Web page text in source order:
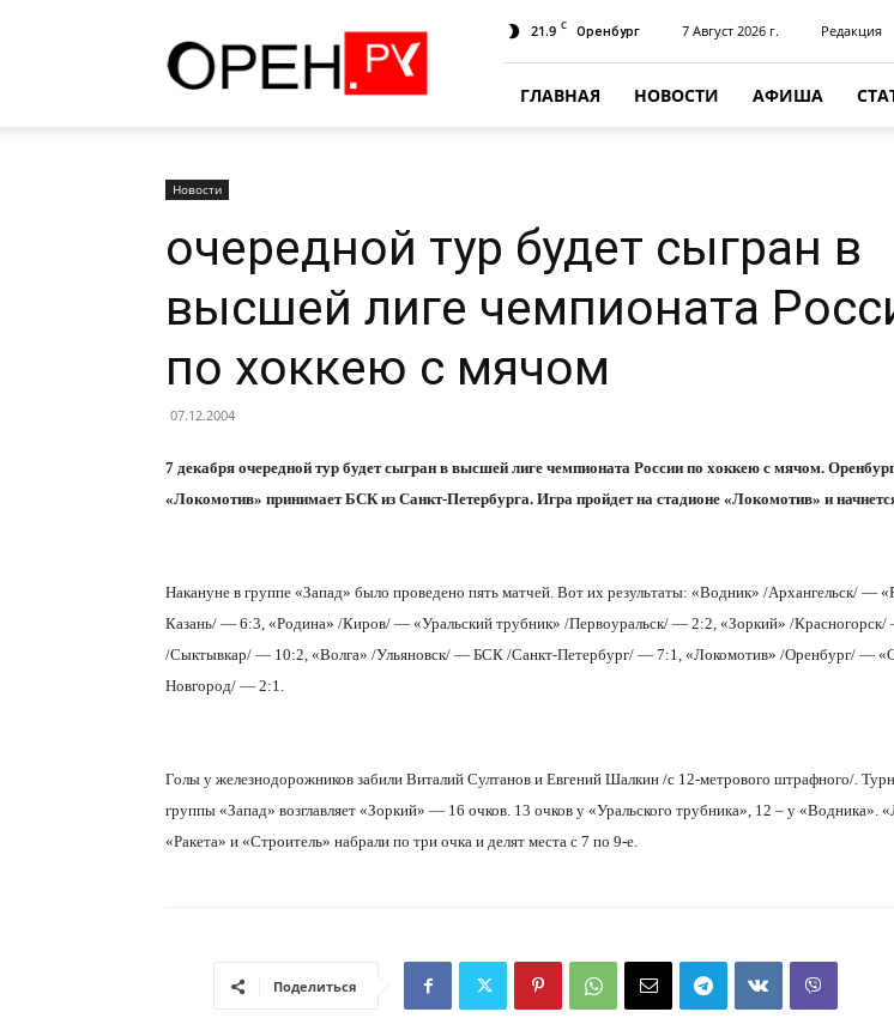
21.9 C Оренбург 7 Август 2026 г. Редакция
ГЛАВНАЯ НОВОСТИ АФИША
Новости
очередной тур будет сыгран в
высшей лиге чемпионата
по хоккею с мячом
07.12.2004
7 декабря очередной тур будет сыгран в высшей лиге чемпионата России по хоккею с мячом.
«Локомотив» принимает БСК из Санкт-Петербурга. Игра пройдет на стадионе «Локомотив» и
Накануне в группе «Запад» было проведено пять матчей. Вот их результаты: «Водник» /Архангельск/ —
Казань/ — 6:3, «Родина» /Киров/ — «Уральский трубник» /Первоуральск/ — 2:2, «Зоркий» /Красногорск/
/Сыктывкар/ — 10:2, «Волга» /Ульяновск/ — БСК /Санкт-Петербург/ — 7:1, «Локомотив» /Оренбург/ —
Новгород/ — 2:1.
Голы у железнодорожников забили Виталий Султанов и Евгений Шалкин /с 12-метрового штрафного/.
группы «Запад» возглавляет «Зоркий» — 16 очков. 13 очков у «Уральского трубника», 12 – у «Водника».
«Ракета» и «Строитель» набрали по три очка и делят места с 7 по 9-е.
Поделиться